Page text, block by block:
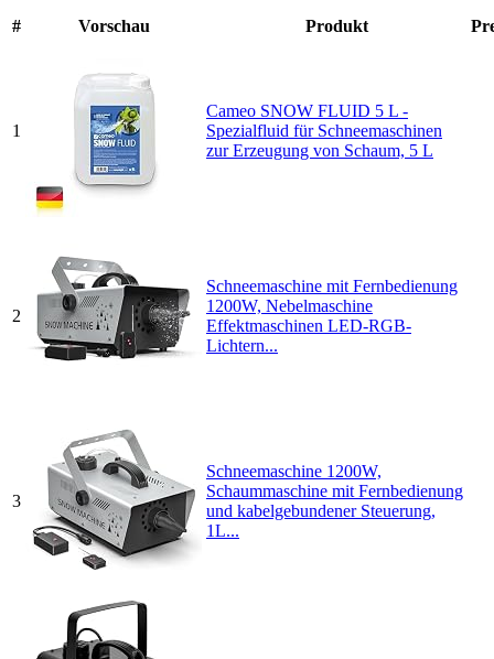
# Vorschau Produkt
1
Cameo SNOW FLUID 5 L -
Spezialfluid für Schneemaschinen
zur Erzeugung von Schaum, 5 L
2
Schneemaschine mit Fernbedienung
1200W, Nebelmaschine
Effektmaschinen LED-RGB-
Lichtern...
3
Schneemaschine 1200W,
Schaummaschine mit Fernbedienung
und kabelgebundener Steuerung,
1L...